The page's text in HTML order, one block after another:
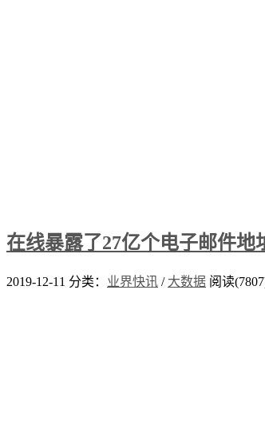
在线暴露了27亿个电子邮件
2019-12-11 分类： 业界快讯 / 大数据 阅读